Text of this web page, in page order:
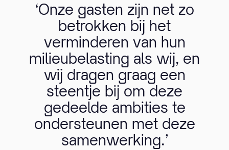
‘Onze gasten zijn net zo
betrokken bij het
verminderen van hun
milieubelasting als wij, en
wij dragen graag een
steentje bij om deze
gedeelde ambities te
ondersteunen met deze
samenwerking.’